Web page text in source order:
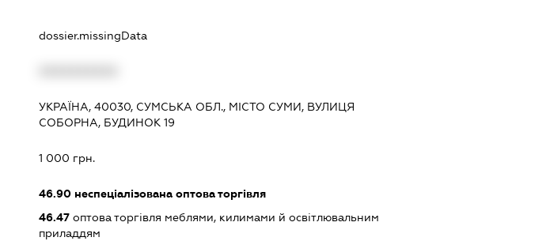
dossier.missingData
УКРАЇНА, 40030, СУМСЬКА ОБЛ., МІСТО СУМИ, ВУЛИЦЯ
СОБОРНА, БУДИНОК 19
1 000 грн.
46.90неспеціалізована оптова торгівля
46.47оптова торгівля меблями, килимами й освітлювальним
приладдям